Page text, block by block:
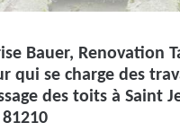
Bauer, Renovation
qui se charge des
des toits à Saint